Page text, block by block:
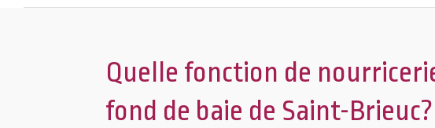
Quelle fonction de
fond de baie de Saint-